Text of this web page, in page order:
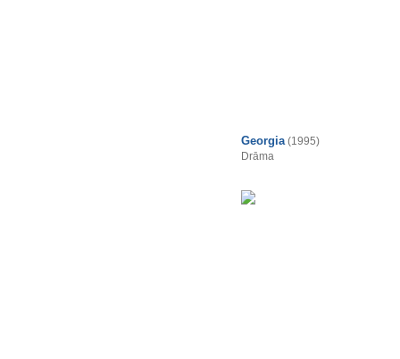
Georgia (1995)
Drāma